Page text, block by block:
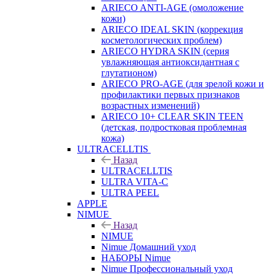
ARIECO ANTI-AGE (омоложение
кожи)
ARIECO IDEAL SKIN (коррекция
косметологических проблем)
ARIECO HYDRA SKIN (серия
увлажняющая антиоксидантная с
глутатионом)
ARIECO PRO-AGE (для зрелой кожи и
профилактики первых признаков
возрастных изменений)
ARIECO 10+ CLEAR SKIN TEEN
(детская, подростковая проблемная
кожа)
ULTRACELLTIS
Назад
ULTRACELLTIS
ULTRA VITA-C
ULTRA PEEL
APPLE
NIMUE
Назад
NIMUE
Nimue Домашний уход
НАБОРЫ Nimue
Nimue Профессиональный уход